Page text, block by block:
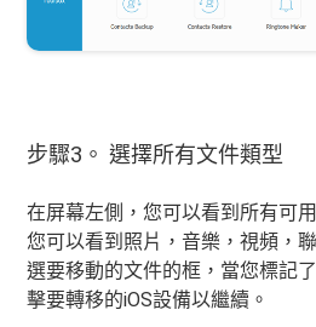
步驟3。 選擇所有文件類型
在屏幕左側，您可以看到所有可
您可以看到照片，音樂，視頻，
選要移動的文件的框，當您標記
擊要轉移的iOS設備以繼續。